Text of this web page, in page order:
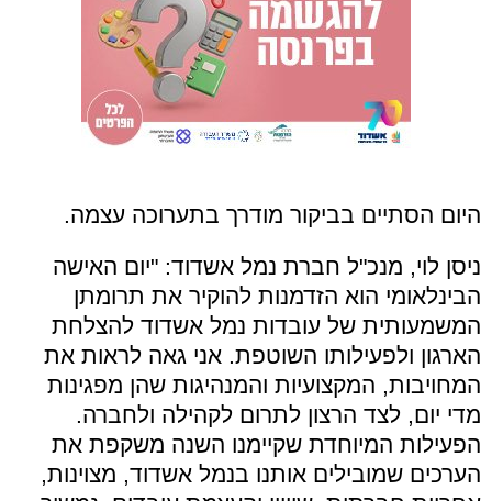
היום הסתיים בביקור מודרך בתערוכה עצמה.
ניסן לוי, מנכ"ל חברת נמל אשדוד: "יום האישה
הבינלאומי הוא הזדמנות להוקיר את תרומתן
המשמעותית של עובדות נמל אשדוד להצלחת
הארגון ולפעילותו השוטפת. אני גאה לראות את
המחויבות, המקצועיות והמנהיגות שהן מפגינות
מדי יום, לצד הרצון לתרום לקהילה ולחברה.
הפעילות המיוחדת שקיימנו השנה משקפת את
הערכים שמובילים אותנו בנמל אשדוד, מצוינות,